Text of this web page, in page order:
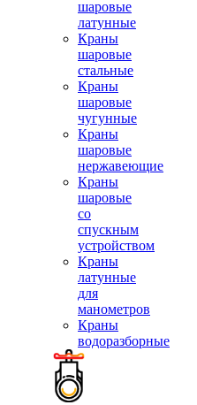
шаровые
латунные
Краны
шаровые
стальные
Краны
шаровые
чугунные
Краны
шаровые
нержавеющие
Краны
шаровые
со
спускным
устройством
Краны
латунные
для
манометров
Краны
водоразборные